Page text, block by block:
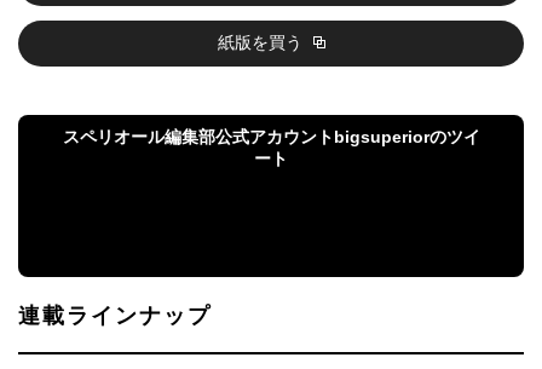
紙版を買う
スペリオール編集部公式アカウントbigsuperiorのツイ
ート
連載ラインナップ